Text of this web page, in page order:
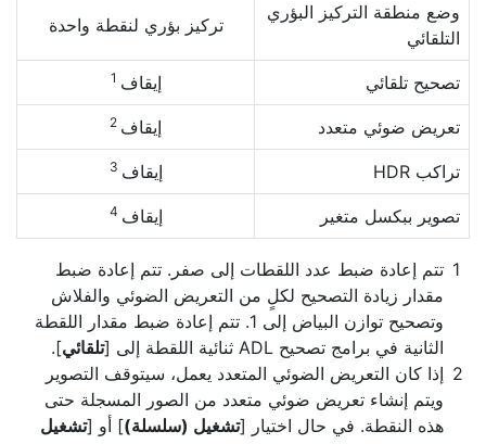
وضع منطقة التركيز البؤري
التلقائي
تركيز بؤري لنقطة واحدة
تصحيح تلقائي إيقاف
تعريض ضوئي متعدد إيقاف
تراكب HDR إيقاف
تصوير ببكسل متغير إيقاف
تتم إعادة ضبط عدد اللقطات إلى صفر. تتم إعادة ضبط
مقدار زيادة التصحيح لكلٍ من التعريض الضوئي والفلاش
وتصحيح توازن البياض إلى 1. تتم إعادة ضبط مقدار اللقطة
الثانية في برامج تصحيح ADL ثنائية اللقطة إلى [
تلقائي].
إذا كان التعريض الضوئي المتعدد يعمل، سيتوقف التصوير
ويتم إنشاء تعريض ضوئي متعدد من الصور المسجلة حتى
هذه النقطة. في حال اختيار [تشغيل (سلسلة)] أو [تشغيل